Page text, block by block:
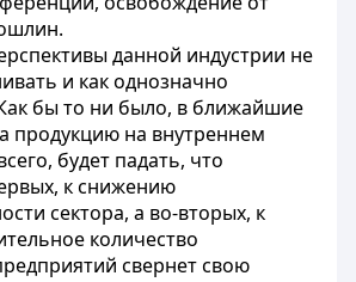
данной индустрии не
и как однозначно
бы то ни было, в ближайшие
продукцию на внутреннем
будет падать, что
к снижению
сектора, а во-вторых, к
количество
свернет свою